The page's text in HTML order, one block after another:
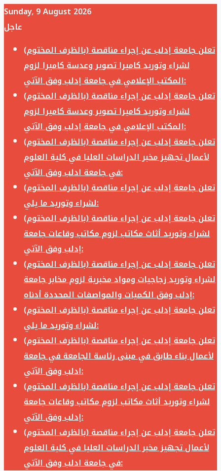
Sunday, 9 August 2026
عاجل
تعلن جامعة إدلب عن إجراء مناقصة (بالظرف المختوم)
لشراء وتوريد كاميرا تصوير وعدسة كاميرا لزوم
المكتب الإعلامي في جامعة إدلب وفق الآتي:
تعلن جامعة إدلب عن إجراء مناقصة (بالظرف المختوم)
لشراء وتوريد كاميرا تصوير وعدسة كاميرا لزوم
المكتب الإعلامي في جامعة إدلب وفق الآتي:
تعلن جامعة إدلب عن إجراء مناقصة (بالظرف المختوم)
لأعمال تجهيز مخبر الدراسات العليا في كلية العلوم
في جامعة ادلب وفق الآتي:
تعلن جامعة إدلب عن إجراء مناقصة (بالظرف المختوم)
لشراء وتوريد ما يلي:
تعلن جامعة إدلب عن إجراء مناقصة (بالظرف المختوم)
لشراء وتوريد أثاث مكاتب لزوم مكاتب وقاعات جامعة
إدلب وفق الآتي:
تعلن جامعة إدلب عن إجراء مناقصة (بالظرف المختوم)
لشراء وتوريد زجاجيات ومواد مخبرية لزوم مخابر جامعة
إدلب وفق الكميات والمواصفات المحددة أدناه:
تعلن جامعة إدلب عن إجراء مناقصة (بالظرف المختوم)
لشراء وتوريد ما يلي:
تعلن جامعة إدلب عن إجراء مناقصة (بالظرف المختوم)
لأعمال بناء طابق في مبنى رئاسة الجامعة في جامعة
ادلب وفق الآتي:
تعلن جامعة إدلب عن إجراء مناقصة (بالظرف المختوم)
لشراء وتوريد أثاث مكاتب لزوم مكاتب وقاعات جامعة
إدلب وفق الآتي:
تعلن جامعة إدلب عن إجراء مناقصة (بالظرف المختوم)
لأعمال تجهيز مخبر الدراسات العليا في كلية العلوم
في جامعة ادلب وفق الآتي: